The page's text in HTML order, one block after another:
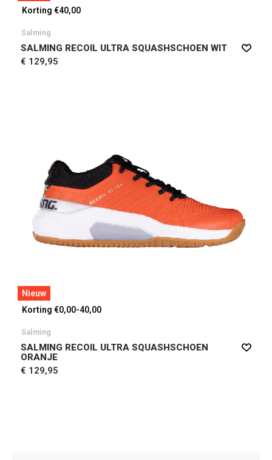
Korting €40,00
Salming
SALMING RECOIL ULTRA SQUASHSCHOEN WIT
€ 129,95
Nieuw
Korting €0,00-40,00
Salming
SALMING RECOIL ULTRA SQUASHSCHOEN
ORANJE
€ 129,95